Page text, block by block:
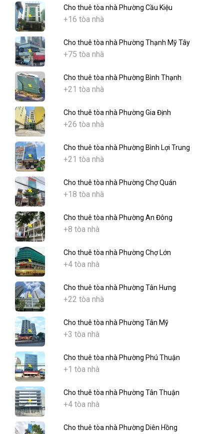
Cho thuê tòa nhà Phường Cầu Kiệu
+16 tòa nhà
Cho thuê tòa nhà Phường Thạnh Mỹ Tây
+75 tòa nhà
Cho thuê tòa nhà Phường Bình Thạnh
+21 tòa nhà
Cho thuê tòa nhà Phường Gia Định
+26 tòa nhà
Cho thuê tòa nhà Phường Bình Lợi Trung
+21 tòa nhà
Cho thuê tòa nhà Phường Chợ Quán
+18 tòa nhà
Cho thuê tòa nhà Phường An Đông
+8 tòa nhà
Cho thuê tòa nhà Phường Chợ Lớn
+4 tòa nhà
Cho thuê tòa nhà Phường Tân Hưng
+22 tòa nhà
Cho thuê tòa nhà Phường Tân Mỹ
+3 tòa nhà
Cho thuê tòa nhà Phường Phú Thuận
+1 tòa nhà
Cho thuê tòa nhà Phường Tân Thuận
+4 tòa nhà
Cho thuê tòa nhà Phường Diên Hồng